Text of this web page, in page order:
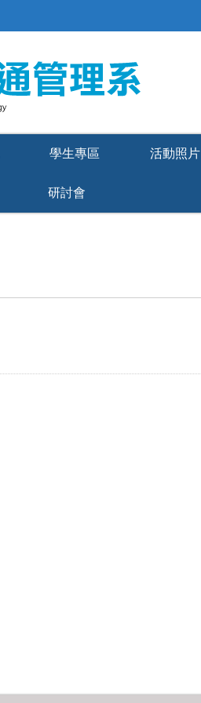
學生專區 活動照片
研討會